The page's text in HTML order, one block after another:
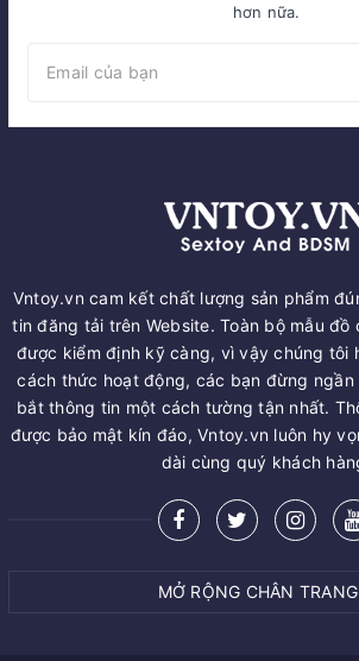
hơn nữa.
Vntoy.vn cam kết chất lượng sản phẩm
tin đăng tải trên Website. Toàn bộ mẫu đồ
được kiểm định kỹ càng, vì vậy chúng tôi
cách thức hoạt động, các bạn đừng ngần
bắt thông tin một cách tường tận nhất.
được bảo mật kín đáo, Vntoy.vn luôn hy
dài cùng quý khách
MỞ RỘNG CHÂN TRANG